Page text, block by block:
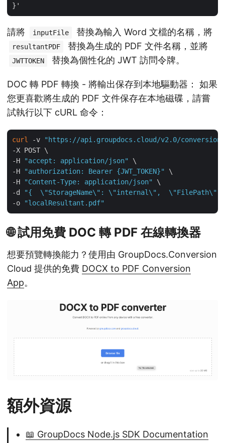
請將 inputFile 替換為輸入 Word 文檔的名稱，將
resultantPDF 替換為生成的 PDF 文件名稱，並將
JWTTOKEN 替換為個性化的 JWT 訪問令牌。
DOC 轉 PDF 轉換 - 將輸出保存到本地驅動器： 如果
您更喜歡將生成的 PDF 文件保存在本地磁碟，請嘗
試執行以下 cURL 命令：
curl -v
"https://api.groupdocs.cloud/v2.0/conversion"
-X POST \
-H
"accept: application/json"
\
-H
"authorization: Bearer {JWT_TOKEN}"
\
-H
"Content-Type: application/json"
\
-d
"{  \"StorageName\": \"internal\",
-o
"localResultant.pdf"
🌐 試用免費 DOC 轉 PDF 在線轉換器
想要預覽轉換能力？使用由 GroupDocs.Conversion
Cloud 提供的免費 DOCX to PDF Conversion
App。
額外資源
📖 GroupDocs Node.js SDK Documentation